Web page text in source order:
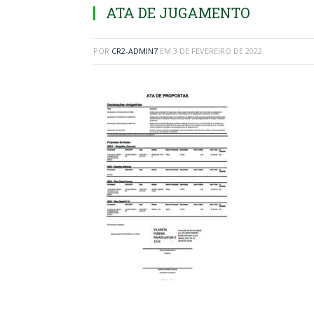
ATA DE JUGAMENTO
POR CR2-ADMIN7 EM 3 DE FEVEREIRO DE 2022